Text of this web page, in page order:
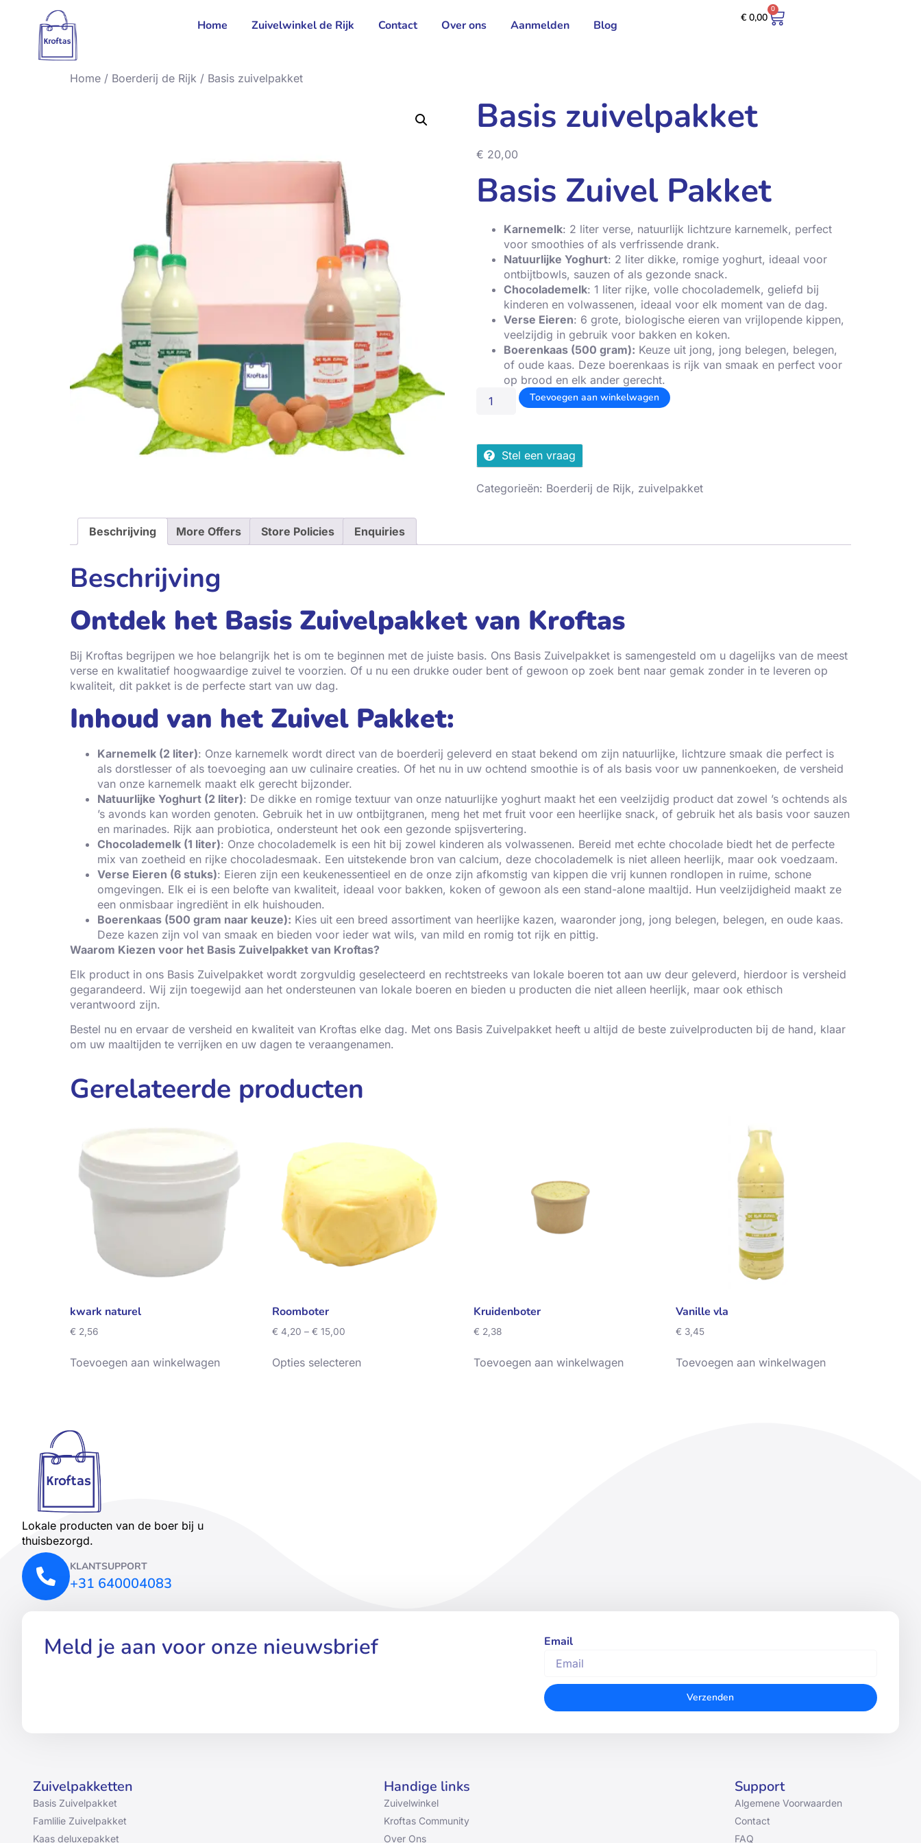
Home Zuivelwinkel de Rijk Contact Over ons Aanmelden Blog
€ 0,00
0
Home / Boerderij de Rijk / Basis zuivelpakket
Basis zuivelpakket
€ 20,00
Basis Zuivel Pakket
Karnemelk: 2 liter verse, natuurlijk lichtzure karnemelk, perfect
voor smoothies of als verfrissende drank.
Natuurlijke Yoghurt: 2 liter dikke, romige yoghurt, ideaal voor
ontbijtbowls, sauzen of als gezonde snack.
Chocolademelk: 1 liter rijke, volle chocolademelk, geliefd bij
kinderen en volwassenen, ideaal voor elk moment van de dag.
Verse Eieren: 6 grote, biologische eieren van vrijlopende kippen,
veelzijdig in gebruik voor bakken en koken.
Boerenkaas (500 gram): Keuze uit jong, jong belegen, belegen,
of oude kaas. Deze boerenkaas is rijk van smaak en perfect voor
op brood en elk ander gerecht.
Toevoegen aan winkelwagen
Stel een vraag
Categorieën: Boerderij de Rijk, zuivelpakket
Beschrijving More Offers Store Policies Enquiries
Beschrijving
Ontdek het Basis Zuivelpakket van Kroftas
Bij Kroftas begrijpen we hoe belangrijk het is om te beginnen met de juiste basis. Ons Basis Zuivelpakket is samengesteld om u dagelijks van de meest
verse en kwalitatief hoogwaardige zuivel te voorzien. Of u nu een drukke ouder bent of gewoon op zoek bent naar gemak zonder in te leveren op
kwaliteit, dit pakket is de perfecte start van uw dag.
Inhoud van het Zuivel Pakket:
Karnemelk (2 liter): Onze karnemelk wordt direct van de boerderij geleverd en staat bekend om zijn natuurlijke, lichtzure smaak die perfect is
als dorstlesser of als toevoeging aan uw culinaire creaties. Of het nu in uw ochtend smoothie is of als basis voor uw pannenkoeken, de versheid
van onze karnemelk maakt elk gerecht bijzonder.
Natuurlijke Yoghurt (2 liter): De dikke en romige textuur van onze natuurlijke yoghurt maakt het een veelzijdig product dat zowel ’s ochtends als
’s avonds kan worden genoten. Gebruik het in uw ontbijtgranen, meng het met fruit voor een heerlijke snack, of gebruik het als basis voor sauzen
en marinades. Rijk aan probiotica, ondersteunt het ook een gezonde spijsvertering.
Chocolademelk (1 liter): Onze chocolademelk is een hit bij zowel kinderen als volwassenen. Bereid met echte chocolade biedt het de perfecte
mix van zoetheid en rijke chocoladesmaak. Een uitstekende bron van calcium, deze chocolademelk is niet alleen heerlijk, maar ook voedzaam.
Verse Eieren (6 stuks): Eieren zijn een keukenessentieel en de onze zijn afkomstig van kippen die vrij kunnen rondlopen in ruime, schone
omgevingen. Elk ei is een belofte van kwaliteit, ideaal voor bakken, koken of gewoon als een stand-alone maaltijd. Hun veelzijdigheid maakt ze
een onmisbaar ingrediënt in elk huishouden.
Boerenkaas (500 gram naar keuze): Kies uit een breed assortiment van heerlijke kazen, waaronder jong, jong belegen, belegen, en oude kaas.
Deze kazen zijn vol van smaak en bieden voor ieder wat wils, van mild en romig tot rijk en pittig.
Waarom Kiezen voor het Basis Zuivelpakket van Kroftas?
Elk product in ons Basis Zuivelpakket wordt zorgvuldig geselecteerd en rechtstreeks van lokale boeren tot aan uw deur geleverd, hierdoor is versheid
gegarandeerd. Wij zijn toegewijd aan het ondersteunen van lokale boeren en bieden u producten die niet alleen heerlijk, maar ook ethisch
verantwoord zijn.
Bestel nu en ervaar de versheid en kwaliteit van Kroftas elke dag. Met ons Basis Zuivelpakket heeft u altijd de beste zuivelproducten bij de hand, klaar
om uw maaltijden te verrijken en uw dagen te veraangenamen.
Gerelateerde producten
kwark naturel
€ 2,56
Toevoegen aan winkelwagen
Roomboter
€ 4,20 – € 15,00
Opties selecteren
Kruidenboter
€ 2,38
Toevoegen aan winkelwagen
Vanille vla
€ 3,45
Toevoegen aan winkelwagen
Lokale producten van de boer bij u
thuisbezorgd.
KLANTSUPPORT
+31 640004083
Meld je aan voor onze nieuwsbrief Email
Verzenden
Zuivelpakketten
Basis Zuivelpakket
Famlilie Zuivelpakket
Kaas deluxepakket
Handige links
Zuivelwinkel
Kroftas Community
Over Ons
Support
Algemene Voorwaarden
Contact
FAQ